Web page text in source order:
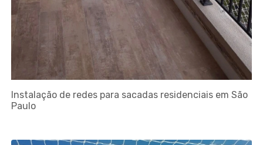
Instalação de redes para sacadas residenciais em São
Paulo